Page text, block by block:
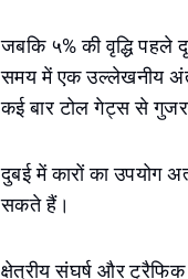
जबकि ५% की वृद्धि पहले
समय में एक उल्लेखनीय
कई बार टोल गेट्स से
दुबई में कारों का उपयोग
सकते हैं।
क्षेत्रीय संघर्ष और